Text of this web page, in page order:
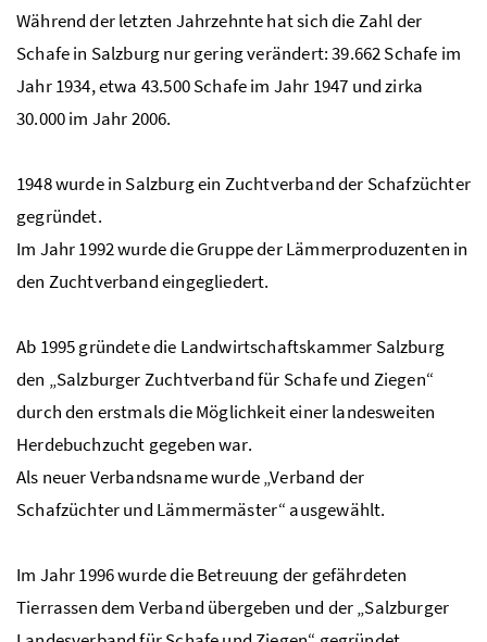
Während der letzten Jahrzehnte hat sich die Zahl der
Schafe in Salzburg nur gering verändert: 39.662 Schafe im
Jahr 1934, etwa 43.500 Schafe im Jahr 1947 und zirka
30.000 im Jahr 2006.
1948 wurde in Salzburg ein Zuchtverband der Schafzüchter
gegründet.
Im Jahr 1992 wurde die Gruppe der Lämmerproduzenten in
den Zuchtverband eingegliedert.
Ab 1995 gründete die Landwirtschaftskammer Salzburg
den „Salzburger Zuchtverband für Schafe und Ziegen“
durch den erstmals die Möglichkeit einer landesweiten
Herdebuchzucht gegeben war.
Als neuer Verbandsname wurde „Verband der
Schafzüchter und Lämmermäster“ ausgewählt.
Im Jahr 1996 wurde die Betreuung der gefährdeten
Tierrassen dem Verband übergeben und der „Salzburger